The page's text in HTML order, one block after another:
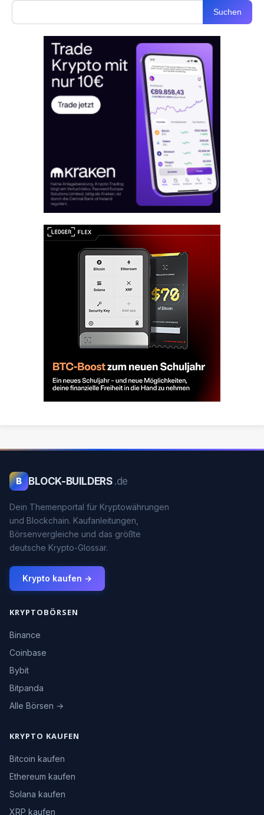
Suchen
B BLOCK-BUILDERS .de
Dein Themenportal für Kryptowährungen
und Blockchain. Kaufanleitungen,
Börsenvergleiche und das größte
deutsche Krypto-Glossar.
Krypto kaufen →
KRYPTOBÖRSEN
Binance
Coinbase
Bybit
Bitpanda
Alle Börsen →
KRYPTO KAUFEN
Bitcoin kaufen
Ethereum kaufen
Solana kaufen
XRP kaufen